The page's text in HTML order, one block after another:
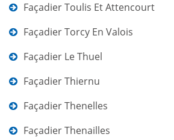
Façadier Toulis Et Attencourt
Façadier Torcy En Valois
Façadier Le Thuel
Façadier Thiernu
Façadier Thenelles
Façadier Thenailles